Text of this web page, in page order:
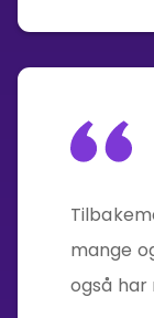
mange
også har